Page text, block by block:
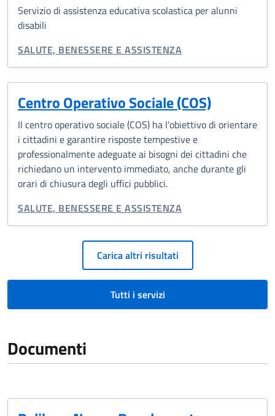
Servizio di assistenza educativa scolastica per alunni
disabili
CATEGORIA CORRELATA:
SALUTE, BENESSERE E ASSISTENZA
Centro Operativo Sociale (COS)
Il centro operativo sociale (COS) ha l’obiettivo di orientare
i cittadini e garantire risposte tempestive e
professionalmente adeguate ai bisogni dei cittadini che
richiedano un intervento immediato, anche durante gli
orari di chiusura degli uffici pubblici.
CATEGORIA CORRELATA:
SALUTE, BENESSERE E ASSISTENZA
Paginazione Carica altri risultati
Tutti i servizi
Documenti